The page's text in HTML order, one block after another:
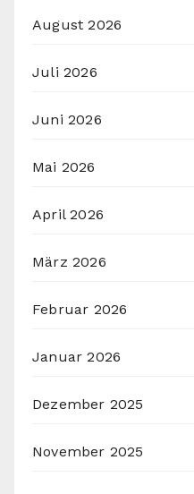
August 2026
Juli 2026
Juni 2026
Mai 2026
April 2026
März 2026
Februar 2026
Januar 2026
Dezember 2025
November 2025